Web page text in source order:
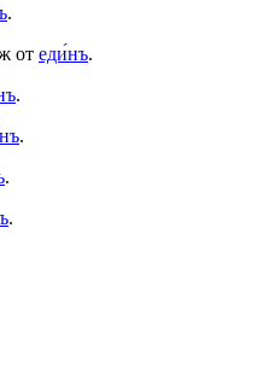
.
от еди́нъ.
.
.
.
.